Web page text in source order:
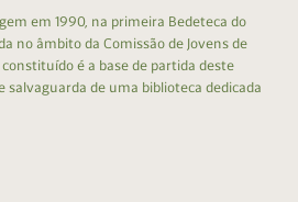
em 1990, na primeira Bedeteca do
no âmbito da Comissão de Jovens de
é a base de partida deste
salvaguarda de uma biblioteca dedicada